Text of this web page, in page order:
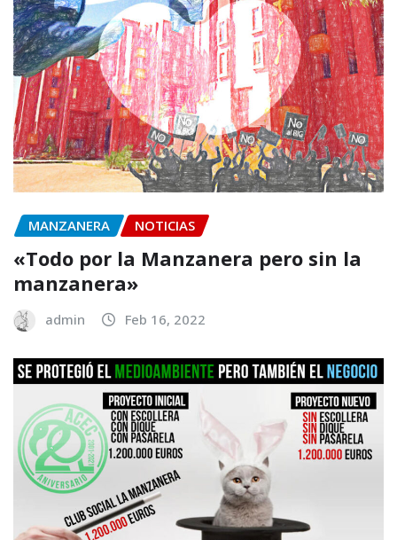
MANZANERA NOTICIAS
«Todo por la Manzanera pero sin la
manzanera»
admin Feb 16, 2022